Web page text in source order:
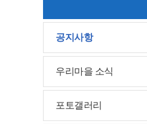
공지사항
우리마을 소식
포토갤러리